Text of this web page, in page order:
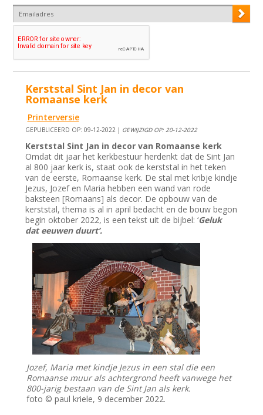
Kerststal Sint Jan in decor van
Romaanse kerk
Printerversie
GEPUBLICEERD OP: 09-12-2022 | GEWIJZIGD OP: 20-12-2022
Kerststal Sint Jan in decor van Romaanse kerk
Omdat dit jaar het kerkbestuur herdenkt dat de Sint Jan
al 800 jaar kerk is, staat ook de kerststal in het teken
van de eerste, Romaanse kerk. De stal met kribje kindje
Jezus, Jozef en Maria hebben een wand van rode
baksteen [Romaans] als decor. De opbouw van de
kerststal, thema is al in april bedacht en de bouw begon
begin oktober 2022, is een tekst uit de bijbel: ‘Geluk
dat eeuwen duurt’.
Jozef, Maria met kindje Jezus in een stal die een
Romaanse muur als achtergrond heeft vanwege het
800-jarig bestaan van de Sint Jan als kerk.
foto © paul kriele, 9 december 2022.